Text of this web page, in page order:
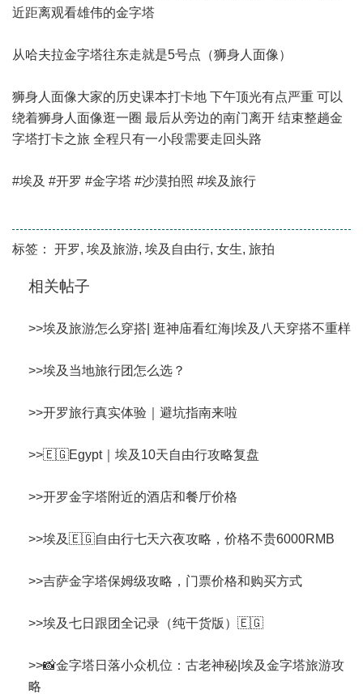
近距离观看雄伟的金字塔
从哈夫拉金字塔往东走就是5号点（狮身人面像）
狮身人面像大家的历史课本打卡地 下午顶光有点严重 可以
绕着狮身人面像逛一圈 最后从旁边的南门离开 结束整趟金
字塔打卡之旅 全程只有一小段需要走回头路
#埃及 #开罗 #金字塔 #沙漠拍照 #埃及旅行
标签： 开罗, 埃及旅游, 埃及自由行, 女生, 旅拍
相关帖子
>>埃及旅游怎么穿搭| 逛神庙看红海|埃及八天穿搭不重样
>>埃及当地旅行团怎么选？
>>开罗旅行真实体验｜避坑指南来啦
>>🇪🇬Egypt｜埃及10天自由行攻略复盘
>>开罗金字塔附近的酒店和餐厅价格
>>埃及🇪🇬自由行七天六夜攻略，价格不贵6000RMB
>>吉萨金字塔保姆级攻略，门票价格和购买方式
>>埃及七日跟团全记录（纯干货版）🇪🇬
>>📸金字塔日落小众机位：古老神秘|埃及金字塔旅游攻
略